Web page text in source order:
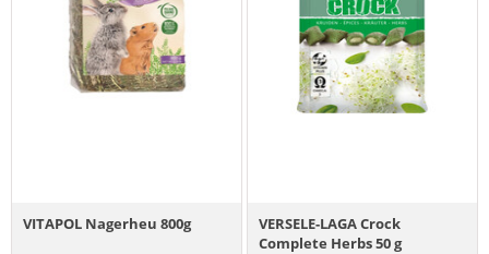
VITAPOL Nagerheu 800g
VERSELE-LAGA Crock
Complete Herbs 50 g